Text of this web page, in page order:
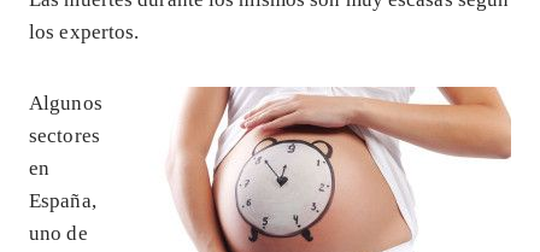
los expertos.
Algunos
sectores
en
España,
uno de